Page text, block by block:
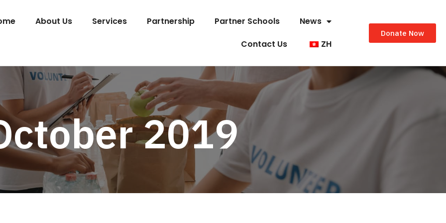
About Us Services Partnership Partner Schools
News
Contact Us
ZH
Donate Now
2019